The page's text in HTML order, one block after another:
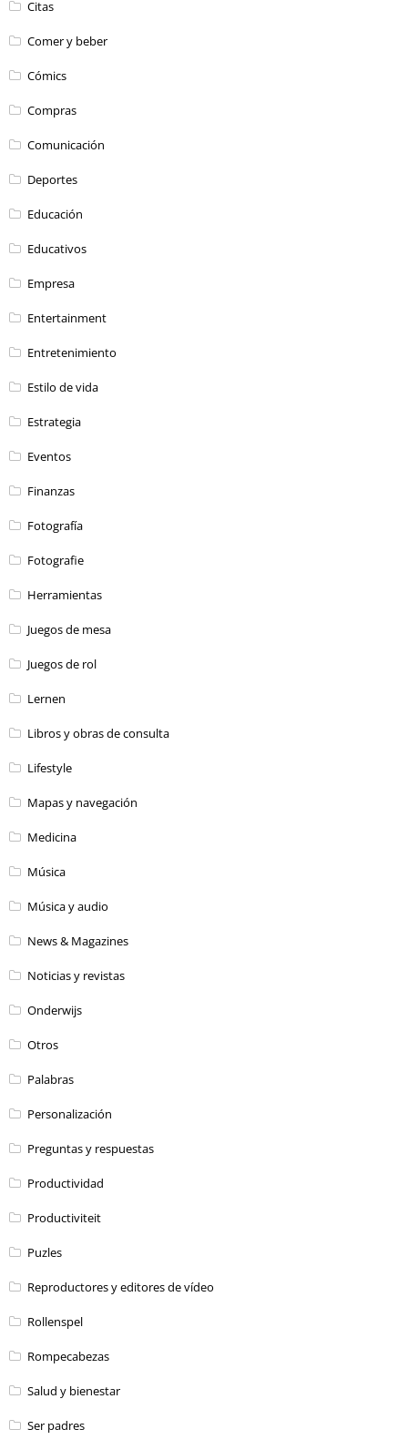
Citas
Comer y beber
Cómics
Compras
Comunicación
Deportes
Educación
Educativos
Empresa
Entertainment
Entretenimiento
Estilo de vida
Estrategia
Eventos
Finanzas
Fotografía
Fotografie
Herramientas
Juegos de mesa
Juegos de rol
Lernen
Libros y obras de consulta
Lifestyle
Mapas y navegación
Medicina
Música
Música y audio
News & Magazines
Noticias y revistas
Onderwijs
Otros
Palabras
Personalización
Preguntas y respuestas
Productividad
Productiviteit
Puzles
Reproductores y editores de vídeo
Rollenspel
Rompecabezas
Salud y bienestar
Ser padres